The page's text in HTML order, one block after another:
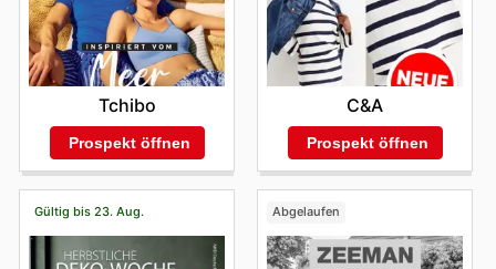
Tchibo
Prospekt öffnen
C&A
Prospekt öffnen
Gültig bis 23. Aug. Abgelaufen